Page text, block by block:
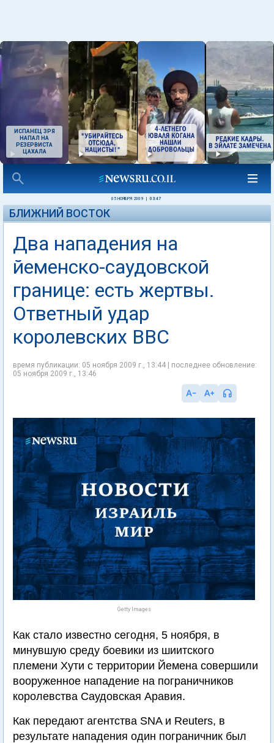
ИСПАНЕЦ ЗРЯ
НАПАЛ НА
РЕЗЕРВИСТА
ЦАХАЛА
05 НОЯБРЯ 2009 03:47
БЛИЖНИЙ ВОСТОК
Два нападения на
йеменско-саудовской
границе: есть жертвы.
Ответный удар
королевских ВВС
время публикации: 05 ноября 2009 г., 13:44 | последнее обновление:
05 ноября 2009 г., 13:46
Getty Images
Как стало известно сегодня, 5 ноября, в
минувшую среду боевики из шиитского
племени Хути с территории Йемена совершили
вооруженное нападение на пограничников
королевства Саудовская Аравия.
Как передают агентства SNA и Reuters, в
результате нападения один пограничник был